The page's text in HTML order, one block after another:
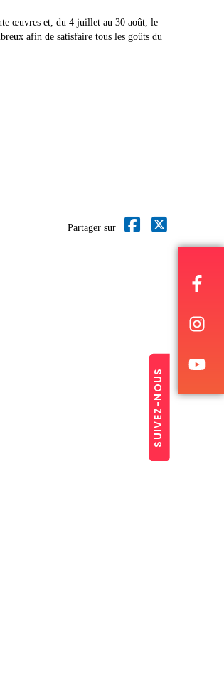
SUIVEZ-NOUS
œuvres et, du 4 juillet au 30 août, le
afin de satisfaire tous les goûts du
Partager sur